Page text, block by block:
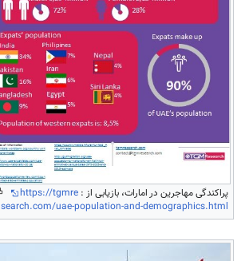
پراکندگی مهاجرین در امارات، بازیابی از : https://tgmre
search.com/uae-population-and-demographics.html